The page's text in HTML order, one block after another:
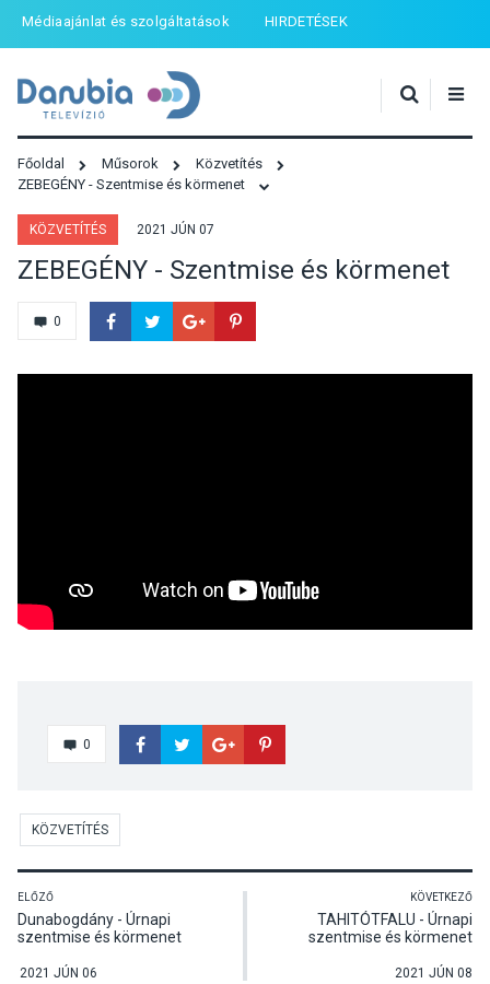
Médiaajánlat és szolgáltatások HIRDETÉSEK
Főoldal Műsorok
Közvetítés
ZEBEGÉNY - Szentmise és körmenet
KÖZVETÍTÉS 2021 JÚN 07
ZEBEGÉNY - Szentmise és körmenet
0
0
KÖZVETÍTÉS
ELŐZŐ
Dunabogdány - Úrnapi
szentmise és körmenet
2021 JÚN 06
KÖVETKEZŐ
TAHITÓTFALU - Úrnapi
szentmise és körmenet
2021 JÚN 08